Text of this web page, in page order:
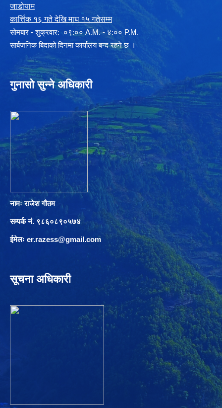
जाडोयाम
कार्त्तिक १६ गते देखि माघ १५ गतेसम्म
साेमबार - शुक्रवार: ०९:०० A.M. - ४:०० P.M.
सार्बजनिक बिदाको दिनमा कार्यालय बन्द रहने छ ।
गुनासो सुन्ने अधिकारी
नामः राजेश गौतम
सम्पर्क नं. ९८६०८९०५७४
ईमेलः er.razess@gmail.com
सूचना अधिकारी